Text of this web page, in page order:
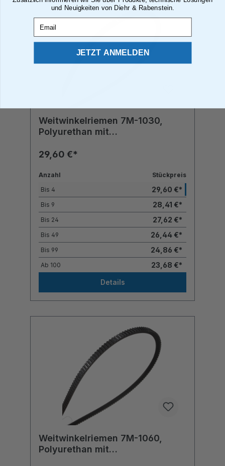
Weitwinkelriemen 7M-1030,
Polyurethan mit
29,60 €*
Anzahl
Stückpreis
Bis 4 29,60 €*
Bis 9 28,41 €*
Bis 24 27,62 €*
Bis 49 26,44 €*
Bis 99 24,86 €*
Ab 100
23,68 €*
Details
Weitwinkelriemen 7M-1060,
Polyurethan mit
und Neuigkeiten von Diehr & Rabenstein.
JETZT ANMELDEN